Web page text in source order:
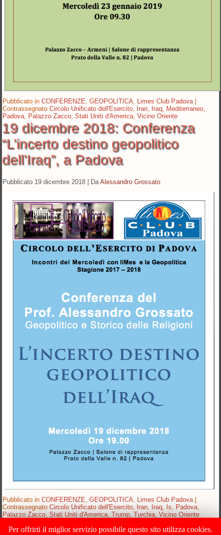
Pubblicato in CONFERENZE,GEOPOLITICA, Limes Club Padova|
Contrassegnato Circolo Unificato dell'Esercito, Iran, Iraq, Mediterraneo,
Padova, Palazzo Zacco,Stati Uniti d'America,Vicino Oriente
19 dicembre 2018: Conferenza
“L’incerto destino geopolitico
dell’Iraq”, a Padova
Pubblicato 19 dicembre 2018 Da Alessandro Grossato
Pubblicato in CONFERENZE ,GEOPOLITICA Limes Club Padova
Contrassegnato Circolo Unificato dell'Esercito Iran Iraq Is Padova
Palazzo Zacco ,Stati Uniti d'America ,Trump ,Turchia ,Vicino Oriente
1
2 3 … 7 Successivo »
Per offrirti il miglior servizio possibile questo sito utilizza cookies.